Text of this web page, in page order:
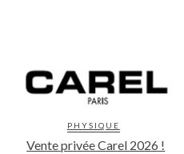
PHYSIQUE
Vente privée Carel 2026 !